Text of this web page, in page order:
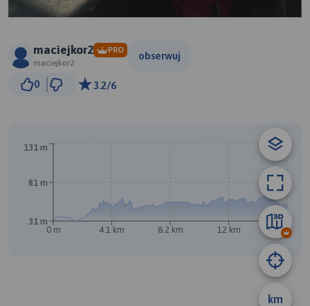
maciejkor2
PRO
maciejkor2
obserwuj
0 3.2/6
km
0 m 4.1 km 8.2 km 12 km 16 km
31 m
81 m
131 m